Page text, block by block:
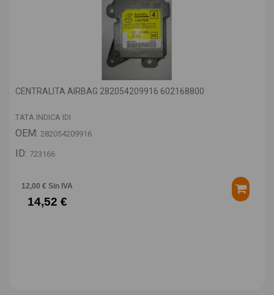
CENTRALITA AIRBAG 282054209916 602168800
TATA INDICA IDI
OEM: 282054209916
ID: 723166
12,00 € Sin IVA
14,52 €